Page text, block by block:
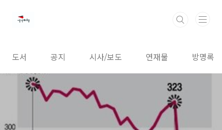
도서 공지 시사/보도 연재물 방명록